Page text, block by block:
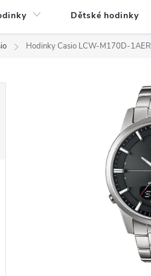
Dětské hodinky
Hodinky Casio LCW-M170D-1AER